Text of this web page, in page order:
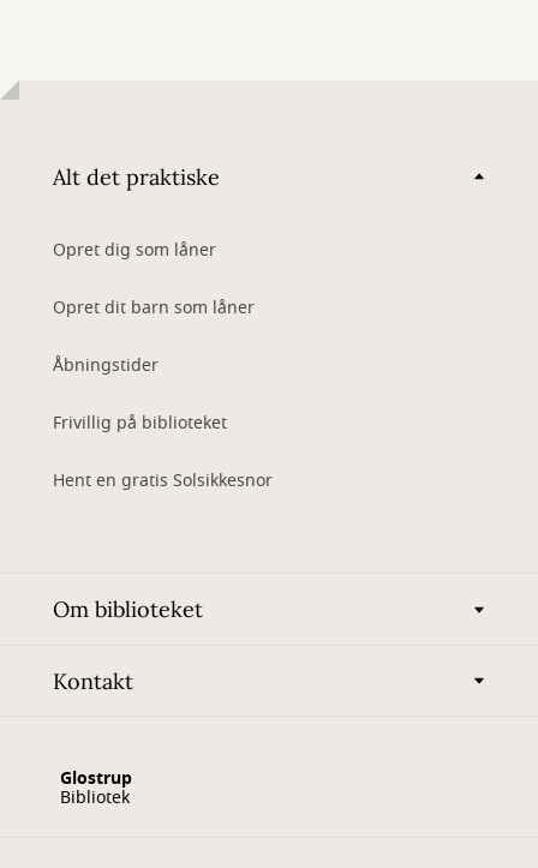
Alt det praktiske
Opret dig som låner
Opret dit barn som låner
Åbningstider
Frivillig på biblioteket
Hent en gratis Solsikkesnor
Om biblioteket
Kontakt
Glostrup
Bibliotek